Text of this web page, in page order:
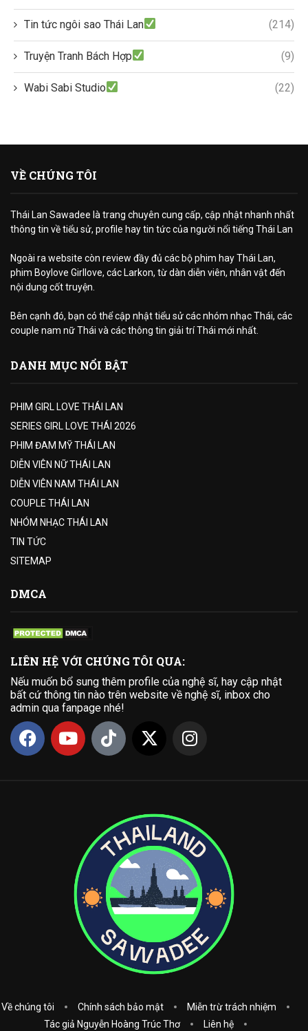
Tin tức ngôi sao Thái Lan (214)
Truyện Tranh Bách Hợp (9)
Wabi Sabi Studio (22)
VỀ CHÚNG TÔI
Thái Lan Sawadee là trang chuyên cung cấp, cập nhật nhanh nhất
thông tin về tiểu sử, profile hay tin tức của người nổi tiếng Thái Lan
Ngoài ra website còn review đầy đủ các bộ phim hay Thái Lan,
phim Boylove Girllove, các Larkon, từ dàn diễn viên, nhân vật đến
nội dung cốt truyện.
Bên cạnh đó, bạn có thể cập nhật tiểu sử các nhóm nhạc Thái, các
couple nam nữ Thái và các thông tin giải trí Thái mới nhất.
DANH MỤC NỔI BẬT
PHIM GIRL LOVE THÁI LAN
SERIES GIRL LOVE THÁI 2026
PHIM ĐAM MỸ THÁI LAN
DIỄN VIÊN NỮ THÁI LAN
DIỄN VIÊN NAM THÁI LAN
COUPLE THÁI LAN
NHÓM NHẠC THÁI LAN
TIN TỨC
SITEMAP
DMCA
LIÊN HỆ VỚI CHÚNG TÔI QUA:
Nếu muốn bổ sung thêm profile của nghệ sĩ, hay cập nhật
bất cứ thông tin nào trên website về nghệ sĩ, inbox cho
admin qua fanpage nhé!
Về chúng tôi Chính sách bảo mật
Miễn trừ trách nhiệm
Tác giả Nguyễn Hoàng Trúc Thơ
Liên hệ